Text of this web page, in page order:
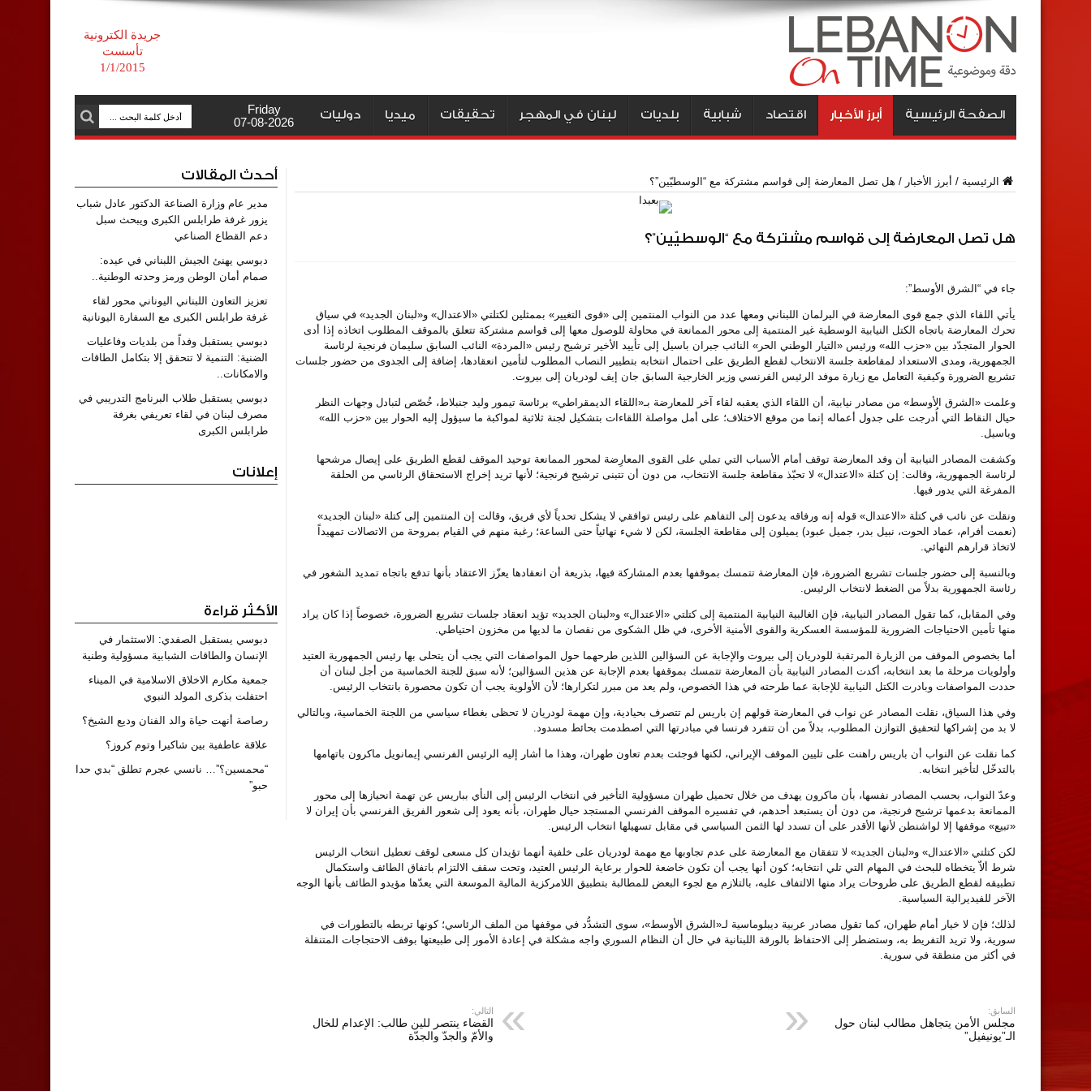
جريدة الكترونية
تأسست
1/1/2015
الصفحة الرئيسية أبرز الأخبار اقتصاد شبابية بلديات لبنان في المهجر تحقيقات ميديا دوليات
Friday
07-08-2026
الرئيسية / أبرز الأخبار / هل تصل المعارضة إلى قواسم مشتركة مع “الوسطيّين”؟
هل تصل المعارضة إلى قواسم مشتركة مع “الوسطيّين”؟
جاء في “الشرق الأوسط”:
يأتي اللقاء الذي جمع قوى المعارضة في البرلمان اللبناني ومعها عدد من النواب المنتمين إلى «قوى التغيير» بممثلين لكتلتي «الاعتدال» و«لبنان الجديد» في سياق
تحرك المعارضة باتجاه الكتل النيابية الوسطية غير المنتمية إلى محور الممانعة في محاولة للوصول معها إلى قواسم مشتركة تتعلق بالموقف المطلوب اتخاذه إذا أدى
الحوار المتجدّد بين «حزب الله» ورئيس «التيار الوطني الحر» النائب جبران باسيل إلى تأييد الأخير ترشيح رئيس «المردة» النائب السابق سليمان فرنجية لرئاسة
الجمهورية، ومدى الاستعداد لمقاطعة جلسة الانتخاب لقطع الطريق على احتمال انتخابه بتطيير النصاب المطلوب لتأمين انعقادها، إضافة إلى الجدوى من حضور جلسات
تشريع الضرورة وكيفية التعامل مع زيارة موفد الرئيس الفرنسي وزير الخارجية السابق جان إيف لودريان إلى بيروت.
وعلمت «الشرق الأوسط» من مصادر نيابية، أن اللقاء الذي يعقبه لقاء آخر للمعارضة بـ«اللقاء الديمقراطي» برئاسة تيمور وليد جنبلاط، خُصّص لتبادل وجهات النظر
حيال النقاط التي أُدرجت على جدول أعماله إنما من موقع الاختلاف؛ على أمل مواصلة اللقاءات بتشكيل لجنة ثلاثية لمواكبة ما سيؤول إليه الحوار بين «حزب الله»
وباسيل.
وكشفت المصادر النيابية أن وفد المعارضة توقف أمام الأسباب التي تملي على القوى المعارِضة لمحور الممانعة توحيد الموقف لقطع الطريق على إيصال مرشحها
لرئاسة الجمهورية، وقالت: إن كتلة «الاعتدال» لا تحبّذ مقاطعة جلسة الانتخاب، من دون أن تتبنى ترشيح فرنجية؛ لأنها تريد إخراج الاستحقاق الرئاسي من الحلقة
المفرغة التي يدور فيها.
ونقلت عن نائب في كتلة «الاعتدال» قوله إنه ورفاقه يدعون إلى التفاهم على رئيس توافقي لا يشكل تحدياً لأي فريق، وقالت إن المنتمين إلى كتلة «لبنان الجديد»
(نعمت أفرام، عماد الحوت، نبيل بدر، جميل عبود) يميلون إلى مقاطعة الجلسة، لكن لا شيء نهائياً حتى الساعة؛ رغبة منهم في القيام بمروحة من الاتصالات تمهيداً
لاتخاذ قرارهم النهائي.
وبالنسبة إلى حضور جلسات تشريع الضرورة، فإن المعارضة تتمسك بموقفها بعدم المشاركة فيها، بذريعة أن انعقادها يعزّز الاعتقاد بأنها تدفع باتجاه تمديد الشغور في
رئاسة الجمهورية بدلاً من الضغط لانتخاب الرئيس.
وفي المقابل، كما تقول المصادر النيابية، فإن الغالبية النيابية المنتمية إلى كتلتي «الاعتدال» و«لبنان الجديد» تؤيد انعقاد جلسات تشريع الضرورة، خصوصاً إذا كان يراد
منها تأمين الاحتياجات الضرورية للمؤسسة العسكرية والقوى الأمنية الأخرى، في ظل الشكوى من نقصان ما لديها من مخزون احتياطي.
أما بخصوص الموقف من الزيارة المرتقبة للودريان إلى بيروت والإجابة عن السؤالين اللذين طرحهما حول المواصفات التي يجب أن يتحلى بها رئيس الجمهورية العتيد
وأولويات مرحلة ما بعد انتخابه، أكدت المصادر النيابية بأن المعارضة تتمسك بموقفها بعدم الإجابة عن هذين السؤالين؛ لأنه سبق للجنة الخماسية من أجل لبنان أن
حددت المواصفات وبادرت الكتل النيابية للإجابة عما طرحته في هذا الخصوص، ولم يعد من مبرر لتكرارها؛ لأن الأولوية يجب أن تكون محصورة بانتخاب الرئيس.
وفي هذا السياق، نقلت المصادر عن نواب في المعارضة قولهم إن باريس لم تتصرف بحيادية، وإن مهمة لودريان لا تحظى بغطاء سياسي من اللجنة الخماسية، وبالتالي
لا بد من إشراكها لتحقيق التوازن المطلوب، بدلاً من أن تتفرد فرنسا في مبادرتها التي اصطدمت بحائط مسدود.
كما نقلت عن النواب أن باريس راهنت على تليين الموقف الإيراني، لكنها فوجئت بعدم تعاون طهران، وهذا ما أشار إليه الرئيس الفرنسي إيمانويل ماكرون باتهامها
بالتدخّل لتأخير انتخابه.
وعدّ النواب، بحسب المصادر نفسها، بأن ماكرون يهدف من خلال تحميل طهران مسؤولية التأخير في انتخاب الرئيس إلى النأي بباريس عن تهمة انحيازها إلى محور
الممانعة بدعمها ترشيح فرنجية، من دون أن يستبعد أحدهم، في تفسيره الموقف الفرنسي المستجد حيال طهران، بأنه يعود إلى شعور الفريق الفرنسي بأن إيران لا
«تبيع» موقفها إلا لواشنطن لأنها الأقدر على أن تسدد لها الثمن السياسي في مقابل تسهيلها انتخاب الرئيس.
لكن كتلتي «الاعتدال» و«لبنان الجديد» لا تتفقان مع المعارضة على عدم تجاوبها مع مهمة لودريان على خلفية أنهما تؤيدان كل مسعى لوقف تعطيل انتخاب الرئيس
شرط ألاّ يتخطاه للبحث في المهام التي تلي انتخابه؛ كون أنها يجب أن تكون خاضعة للحوار برعاية الرئيس العتيد، وتحت سقف الالتزام باتفاق الطائف واستكمال
تطبيقه لقطع الطريق على طروحات يراد منها الالتفاف عليه، بالتلازم مع لجوء البعض للمطالبة بتطبيق اللامركزية المالية الموسعة التي يعدّها مؤيدو الطائف بأنها الوجه
الآخر للفيديرالية السياسية.
لذلك؛ فإن لا خيار أمام طهران، كما تقول مصادر عربية ديبلوماسية لـ«الشرق الأوسط»، سوى التشدُّد في موقفها من الملف الرئاسي؛ كونها تربطه بالتطورات في
سورية، ولا تريد التفريط به، وستضطر إلى الاحتفاظ بالورقة اللبنانية في حال أن النظام السوري واجه مشكلة في إعادة الأمور إلى طبيعتها بوقف الاحتجاجات المتنقلة
في أكثر من منطقة في سورية.
السابق:
مجلس الأمن يتجاهل مطالب لبنان حول
الـ”يونيفيل”
التالي:
القضاء ينتصر للين طالب: الإعدام للخال
والأمّ والجدّ والجدّة
أحدث المقالات
مدير عام وزارة الصناعة الدكتور عادل شباب
يزور غرفة طرابلس الكبرى ويبحث سبل
دعم القطاع الصناعي
دبوسي يهنئ الجيش اللبناني في عيده:
صمام أمان الوطن ورمز وحدته الوطنية..
تعزيز التعاون اللبناني اليوناني محور لقاء
غرفة طرابلس الكبرى مع السفارة اليونانية
دبوسي يستقبل وفداً من بلديات وفاعليات
الضنية: التنمية لا تتحقق إلا بتكامل الطاقات
والامكانات..
دبوسي يستقبل طلاب البرنامج التدريبي في
مصرف لبنان في لقاء تعريفي بغرفة
طرابلس الكبرى
إعلانات
الأكثر قراءة
دبوسي يستقبل الصفدي: الاستثمار في
الإنسان والطاقات الشبابية مسؤولية وطنية
جمعية مكارم الاخلاق الاسلامية في الميناء
احتفلت بذكرى المولد النبوي
رصاصة أنهت حياة والد الفنان وديع الشيخ؟
علاقة عاطفية بين شاكيرا وتوم كروز؟
“محمسين؟”… نانسي عجرم تطلق “بدي حدا
حبو”